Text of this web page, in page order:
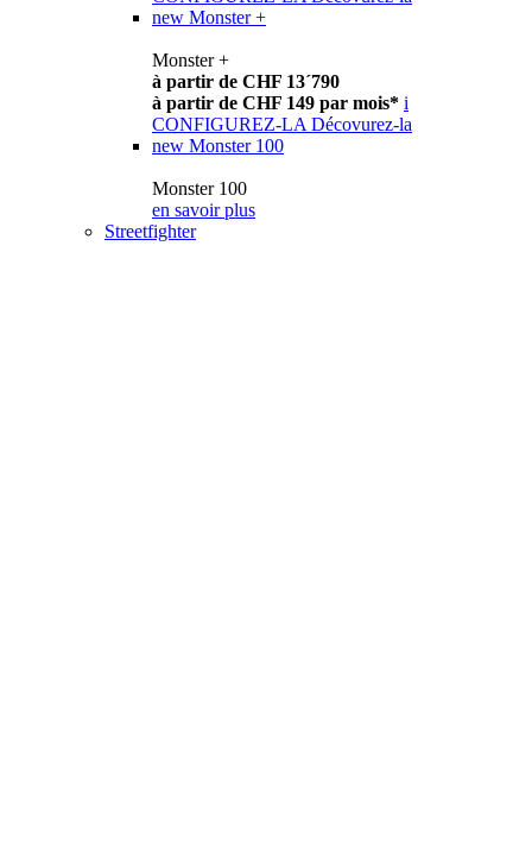
new Monster +
Monster +
à partir de CHF 13´790
à partir de CHF 149 par mois* i
CONFIGUREZ-LA Décovurez-la
new Monster 100
Monster 100
en savoir plus
Streetfighter